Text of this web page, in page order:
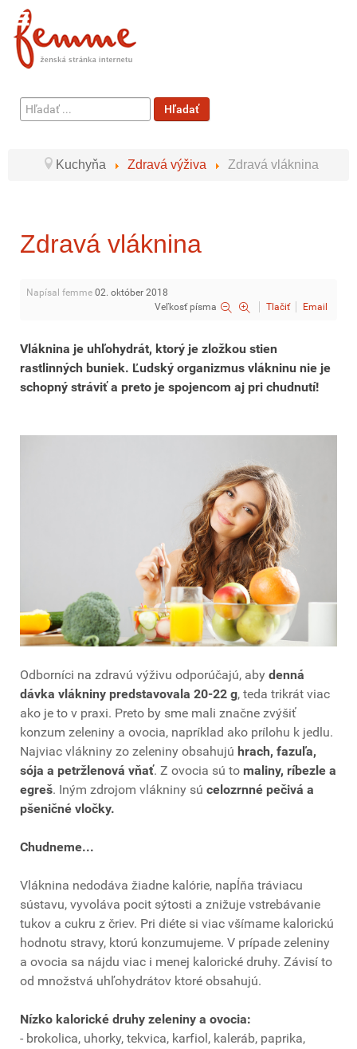
Hľadať
...
Hľadať
Kuchyňa Zdravá výživa Zdravá vláknina
Zdravá vláknina
Napísal femme 02. október 2018
Veľkosť písma
Tlačiť Email
Vláknina je uhľohydrát, ktorý je zložkou stien
rastlinných buniek. Ľudský organizmus vlákninu nie je
schopný stráviť a preto je spojencom aj pri chudnutí!
Odborníci na zdravú výživu odporúčajú, aby denná
dávka vlákniny predstavovala 20-22 g, teda trikrát viac
ako je to v praxi. Preto by sme mali značne zvýšiť
konzum zeleniny a ovocia, napríklad ako prílohu k jedlu.
Najviac vlákniny zo zeleniny obsahujú hrach, fazuľa,
sója a petržlenová vňať. Z ovocia sú to maliny, ríbezle a
egreš. Iným zdrojom vlákniny sú celozrnné pečivá a
pšeničné vločky.
Chudneme...
Vláknina nedodáva žiadne kalórie, napĺňa tráviacu
sústavu, vyvoláva pocit sýtosti a znižuje vstrebávanie
tukov a cukru z čriev. Pri diéte si viac všímame kalorickú
hodnotu stravy, ktorú konzumujeme. V prípade zeleniny
a ovocia sa nájdu viac i menej kalorické druhy. Závisí to
od množstvá uhľohydrátov ktoré obsahujú.
Nízko kalorické druhy zeleniny a ovocia:
- brokolica, uhorky, tekvica, karfiol, kaleráb, paprika,